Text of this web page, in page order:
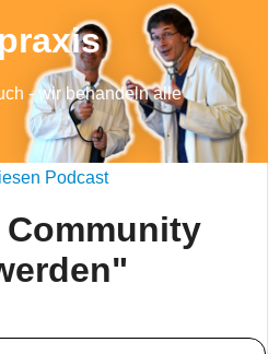
- wir behandeln alle
Podcast